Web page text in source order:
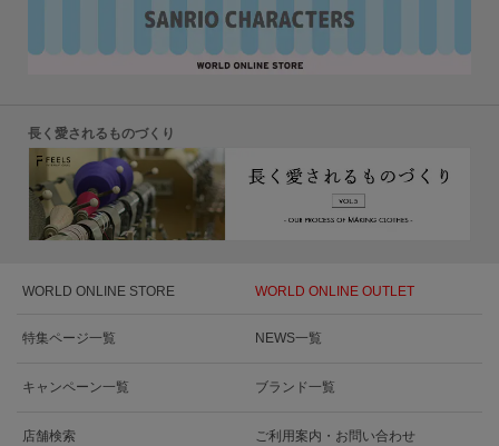
長く愛されるものづくり
WORLD ONLINE STORE WORLD ONLINE OUTLET
特集ページ一覧 NEWS一覧
キャンペーン一覧 ブランド一覧
店舗検索 ご利用案内・お問い合わせ